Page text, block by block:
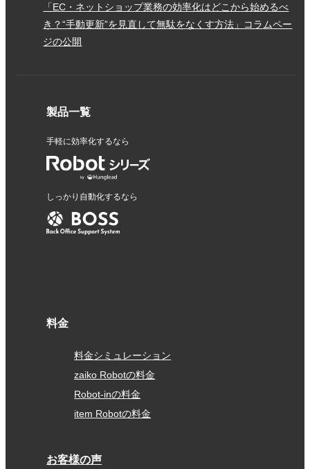
「EC・ネットショップ業務の効率化はどこから始めるべ
き？“手動更新”を見直して無駄をなくす方法」コラムペー
ジの公開
製品一覧
手軽に効率化するなら
しっかり自動化するなら
料金
料金シミュレーション
zaiko Robotの料金
Robot-inの料金
item Robotの料金
お客様の声